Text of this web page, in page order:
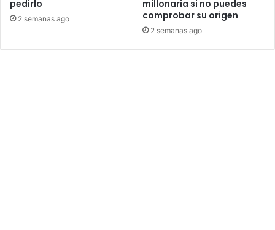
pedirlo
2 semanas ago
millonaria si no puedes
comprobar su origen
2 semanas ago